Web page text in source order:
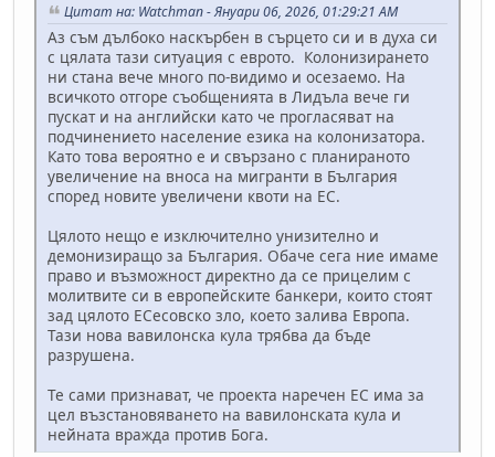
Цитат на: Watchman - Януари 06, 2026, 01:29:21 AM
Аз съм дълбоко наскърбен в сърцето си и в духа си
с цялата тази ситуация с еврото. Колонизирането
ни стана вече много по-видимо и осезаемо. На
всичкото отгоре съобщенията в Лидъла вече ги
пускат и на английски като че прогласяват на
подчинението население езика на колонизатора.
Като това вероятно е и свързано с планираното
увеличение на вноса на мигранти в България
според новите увеличени квоти на ЕС.
Цялото нещо е изключително унизително и
демонизиращо за България. Обаче сега ние имаме
право и възможност директно да се прицелим с
молитвите си в европейските банкери, които стоят
зад цялото ЕСесовско зло, което залива Европа.
Тази нова вавилонска кула трябва да бъде
разрушена.
Те сами признават, че проекта наречен ЕС има за
цел възстановяването на вавилонската кула и
нейната вражда против Бога.